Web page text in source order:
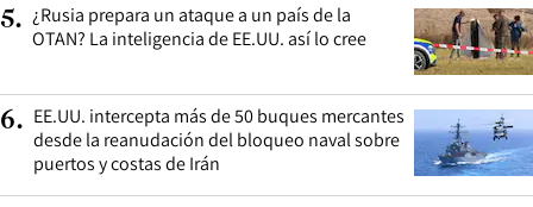
5. ¿Rusia prepara un ataque a un país de la
OTAN? La inteligencia de EE.UU. así lo cree
6. EE.UU. intercepta más de 50 buques mercantes
desde la reanudación del bloqueo naval sobre
puertos y costas de Irán